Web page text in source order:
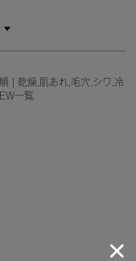
| 乾燥,肌あれ,毛穴,シワ,冷
一覧